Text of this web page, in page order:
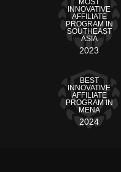
MOST
INNOVATIVE
AFFILIATE
PROGRAM IN
SOUTHEAST
ASIA
2023
BEST
INNOVATIVE
AFFILIATE
PROGRAM IN
MENA
2024